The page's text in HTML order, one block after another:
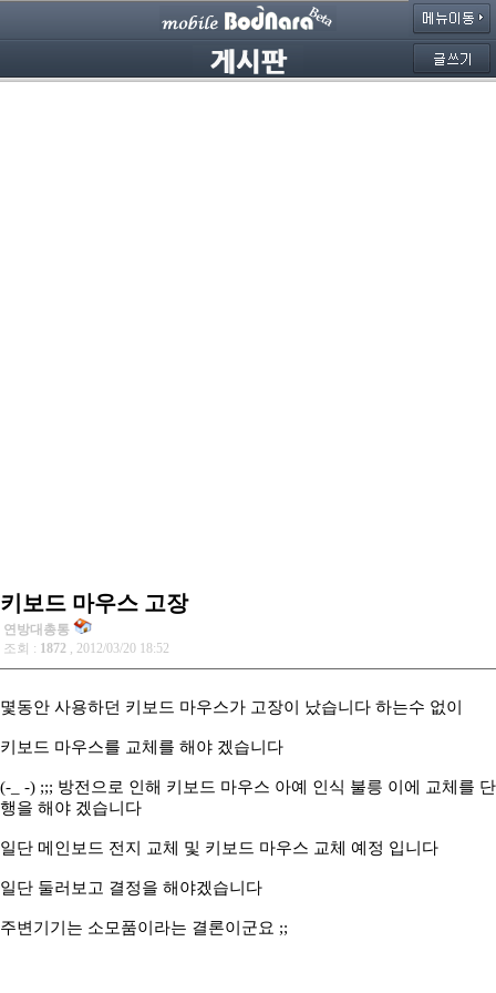
키보드 마우스 고장
연방대총통
조회 : 1872 , 2012/03/20 18:52
몇동안 사용하던 키보드 마우스가 고장이 났습니다 하는수 없이
키보드 마우스를 교체를 해야 겠습니다
(-_ -) ;;; 방전으로 인해 키보드 마우스 아예 인식 불릉 이에 교체를 단
행을 해야 겠습니다
일단 메인보드 전지 교체 및 키보드 마우스 교체 예정 입니다
일단 둘러보고 결정을 해야겠습니다
주변기기는 소모품이라는 결론이군요 ;;